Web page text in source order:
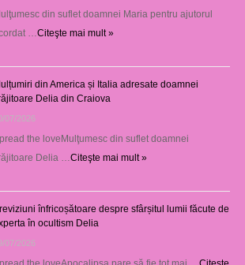
din suflet doamnei Maria pentru ajutorul
…Citeşte mai mult »
din America și Italia adresate doamnei
Delia din Craiova
07/2026
the loveMulţumesc din suflet doamnei
Delia …Citeşte mai mult »
înfricoșătoare despre sfârșitul lumii făcute de
în ocultism Delia
07/2026